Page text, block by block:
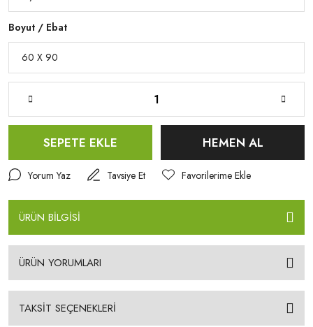
Boyut / Ebat
SEPETE EKLE HEMEN AL
Yorum Yaz Tavsiye Et
ÜRÜN BİLGİSİ
ÜRÜN YORUMLARI
TAKSİT SEÇENEKLERİ